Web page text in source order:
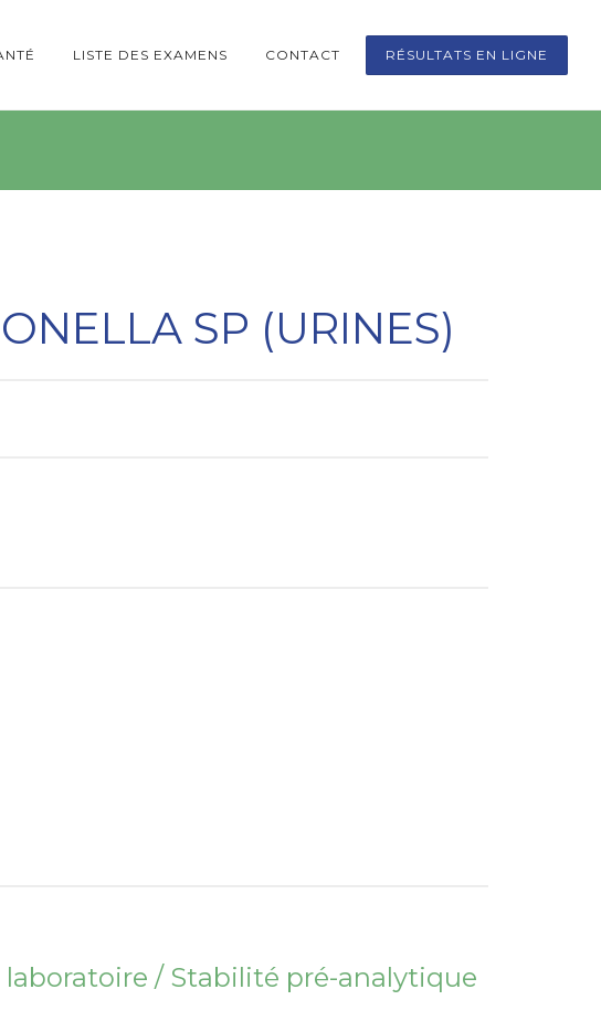
LISTE DES EXAMENS CONTACT RÉSULTATS EN LIGNE
SP (URINES)
/ Stabilité pré-analytique